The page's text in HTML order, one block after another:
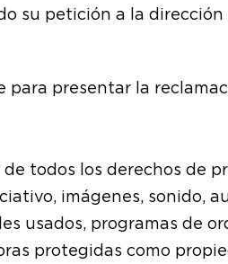
su petición a la
presentar la
de todos los derechos
imágenes, sonido,
usados, programas de
protegidas como